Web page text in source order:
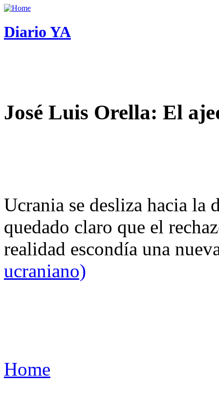
Diario YA
José Luis Orella: El
Ucrania se desliza hacia
quedado claro que el
realidad escondía una
ucraniano)
Home